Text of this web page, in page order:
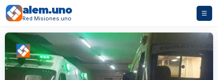
alem.uno
Red Misiones.uno
☰